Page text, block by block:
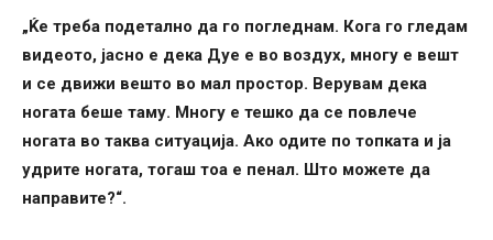
„Ќе треба подетално да го погледнам. Кога го гледам
видеото, јасно е дека Дуе е во воздух, многу е вешт
и се движи вешто во мал простор. Верувам дека
ногата беше таму. Многу е тешко да се повлече
ногата во таква ситуација. Ако одите по топката и ја
удрите ногата, тогаш тоа е пенал. Што можете да
направите?“.